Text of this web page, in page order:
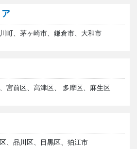
町、茅ヶ崎市、鎌倉市、大和市
宮前区、高津区、 多摩区、麻生区
、品川区、目黒区、狛江市